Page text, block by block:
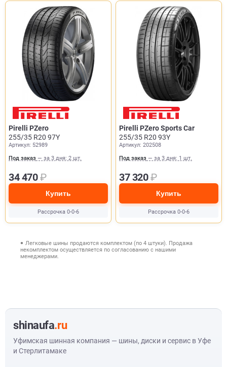
Pirelli PZero
255/35 R20 97Y
Артикул: 52989
Под заказ — за 3 дня: 2 шт.
34 470₽
Купить
Рассрочка 0-0-6
Pirelli PZero Sports Car
255/35 R20 93Y
Артикул: 202508
Под заказ — за 3 дня: 1 шт.
37 320₽
Купить
Рассрочка 0-0-6
Легковые шины продаются комплектом (по 4 штуки). Продажа
некомплектом осуществляется по согласованию с нашими
менеджерами.
shinaufa.ru
Уфимская шинная компания — шины, диски и сервис в Уфе
и Стерлитамаке